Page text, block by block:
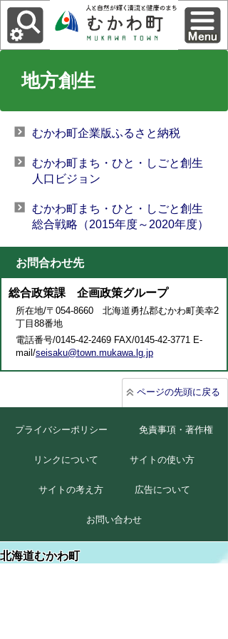
地方創生
むかわ町企業版ふるさと納税
むかわ町まち・ひと・しごと創生
人口ビジョン
むかわ町まち・ひと・しごと創生
総合戦略（2015年度～2020年度）
お問合わせ先
総合政策課 企画政策グループ
所在地/〒054-8660 北海道勇払郡むかわ町美幸2
丁目88番地
電話番号/0145-42-2469 FAX/0145-42-3771 E-
mail/seisaku@town.mukawa.lg.jp
ページの先頭に戻る
プライバシーポリシー 免責事項・著作権
リンクについて サイトの使い方
サイトの考え方 広告について
お問い合わせ
北海道むかわ町